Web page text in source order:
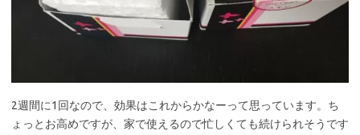
2週間に1回なので、効果はこれからかなーって思っています。ち
ょっとお高めですが、家で使えるので忙しくても続けられそうです